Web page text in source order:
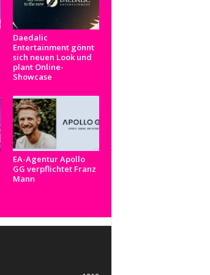
Daedalic
Entertainment gönnt
sich neuen Look und
plant Online-
Showcase
EA-Agentur Apollo
GG verpflichtet Franz
Mann